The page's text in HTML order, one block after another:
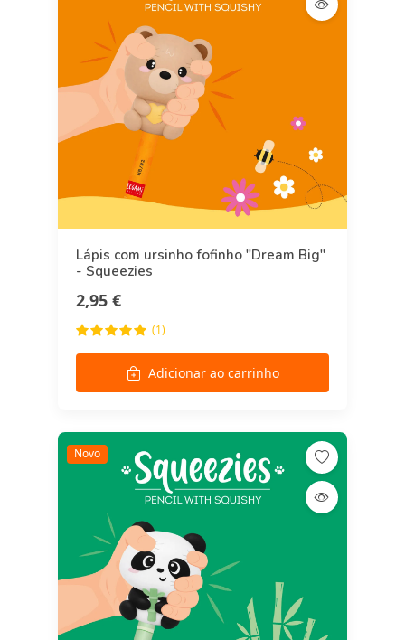
Lápis com ursinho fofinho "Dream Big"
- Squeezies
2,95 €
(1)
Adicionar ao carrinho
Novo